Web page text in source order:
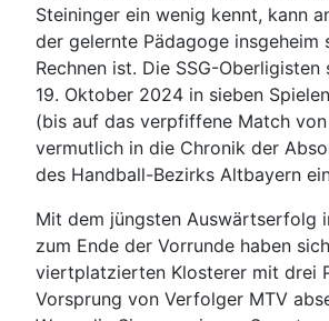
Steininger ein wenig kennt, kann
der gelernte Pädagoge insgeheim
Rechnen ist. Die SSG-Oberligisten
19. Oktober 2024 in sieben
(bis auf das verpfiffene Match
vermutlich in die Chronik der
des Handball-Bezirks Altbayern
Mit dem jüngsten Auswärtserfolg
zum Ende der Vorrunde haben
viertplatzierten Klosterer mit drei
Vorsprung von Verfolger MTV